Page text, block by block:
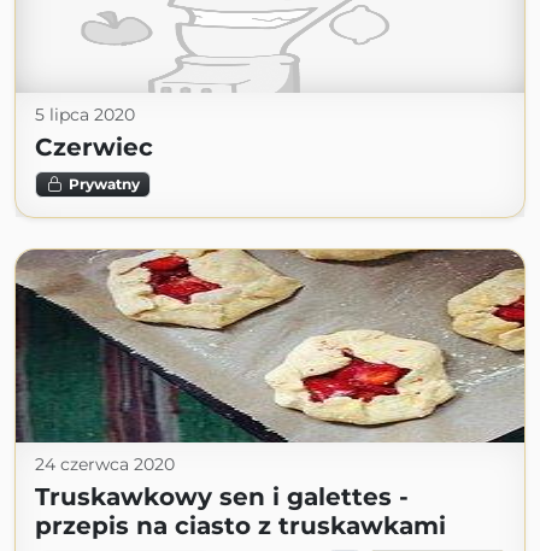
5 lipca 2020
Czerwiec
Prywatny
24 czerwca 2020
Truskawkowy sen i galettes -
przepis na ciasto z truskawkami